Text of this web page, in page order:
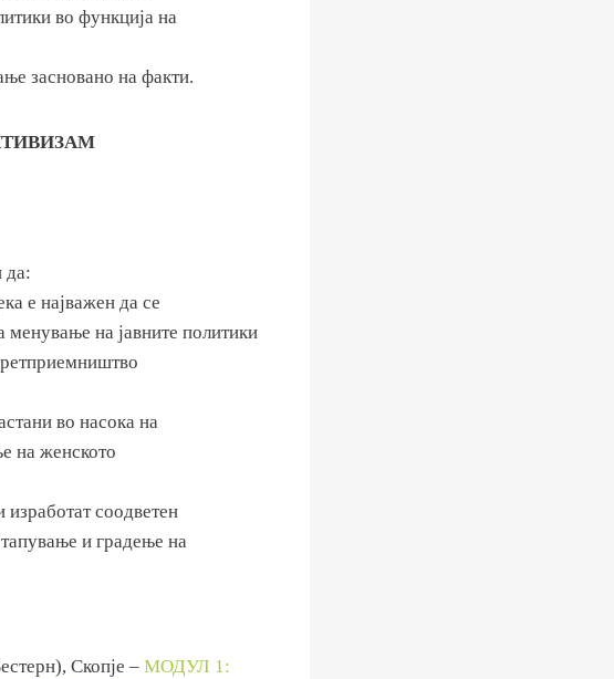
во функција на
засновано на факти.
да:
е најважен да се
менување на јавните политики
во насока на
на женското
изработат соодветен
и градење на
Скопје – МОДУЛ 1: